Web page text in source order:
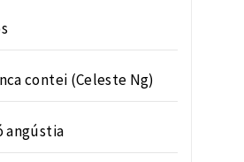
contei (Celeste Ng)
angústia